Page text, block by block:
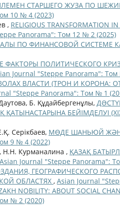
СТАРШЕГО ЖУЗА ПО
10 № 4 (2023)
, RELIGIOUS TRANSFORMATION
Panorama": Том 12 № 2 (2025)
ПО ФИНАНСОВОЙ СИСТЕМЕ
ФАКТОРЫ ПОЛИТИЧЕСКОГО
Journal "Steppe Panorama":
ВЛАСТИ (ТРОН И КОРОНА:
"Steppe Panorama": Том № 1
Б. Құдайбергенұлы,
БЕЙІМДЕЛУІ (ХІХ
Серікбаев, МӨДЕ ШАНЬЮЙ
9 № 4 (2022)
Н.Н. Курманалина , ҚАЗАҚ
Asian Journal "Steppe Panorama":
ГЕОГРАФИЧЕСКОГО
ОБЛАСТЯХ , Asian Journal
NOBILITY: ABOUT SOCIAL
№ 2 (2020)